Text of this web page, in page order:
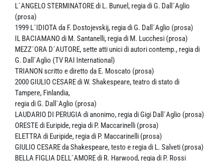
L´ANGELO STERMINATORE di L. Bunuel, regia di G. Dall´Aglio
(prosa)
1999 L´IDIOTA da F. Dostojevskij, regia di G. Dall´Aglio (prosa)
IL BACIAMANO di M. Santanelli, regia di M. Lucchesi (prosa)
MEZZ´ORA D´AUTORE, sette atti unici di autori contemp., regia di
G. Dall´Aglio (TV RAI International)
TRIANON scritto e diretto da E. Moscato (prosa)
2000 GIULIO CESARE di W. Shakespeare, teatro di stato di
Tampere, Finlandia,
regia di G. Dall´Aglio (prosa)
LAUDARIO DI PERUGIA di anonimo, regia di Gigi Dall´Aglio (prosa)
ORESTE di Euripide, regia di P. Maccarinelli (prosa)
ELETTRA di Euripide, regia di P. Maccarinelli (prosa)
GIULIO CESARE da Shakespeare, testo e regia di L. Salveti (prosa)
BELLA FIGLIA DELL´AMORE di R. Harwood, regia di P. Rossi